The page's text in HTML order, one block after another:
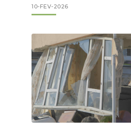
10-FEV-2026